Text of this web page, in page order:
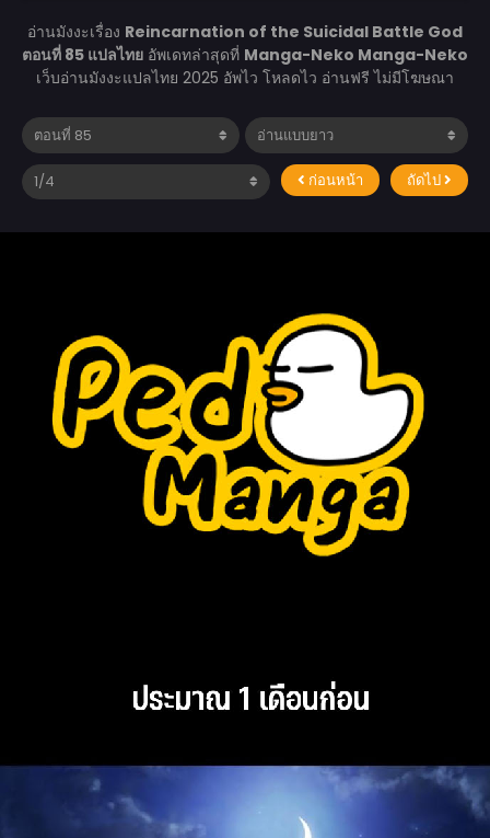
อ่านมังงะเรื่อง Reincarnation of the Suicidal Battle God
ตอนที่ 85 แปลไทย อัพเดทล่าสุดที่ Manga-Neko Manga-Neko
เว็บอ่านมังงะแปลไทย 2025 อัพไว โหลดไว อ่านฟรี ไม่มีโฆษณา
ก่อนหน้า ถัดไป